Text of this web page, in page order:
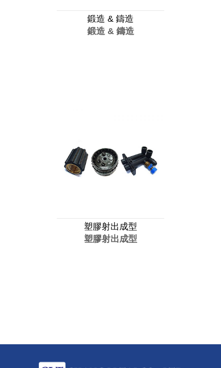
鍛造 & 鑄造
鍛造 & 鑄造
塑膠射出成型
塑膠射出成型